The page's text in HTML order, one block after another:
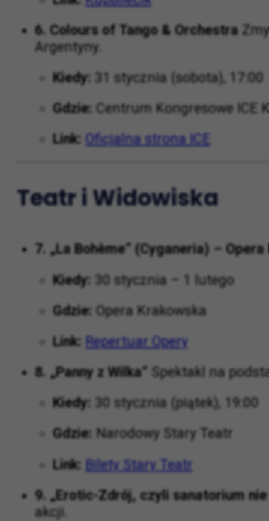
6. Colours of Tango & Orchestra
Argentyny.
Kiedy: 31 stycznia (sobota), 17:00
Gdzie: Centrum Kongresowe ICE
Link: Oficjalna strona ICE
Teatr i Widowiska
7. „La Bohème” (Cyganeria) –
Kiedy: 30 stycznia – 1 lutego
Gdzie: Opera Krakowska
Link: Repertuar Opery
8. „Panny z Wilka” Spektakl na
Kiedy: 30 stycznia (piątek), 19:00
Gdzie: Narodowy Stary Teatr
Link: Bilety Stary Teatr
9. „Erotic-Zdrój, czyli sanatorium
akcji.